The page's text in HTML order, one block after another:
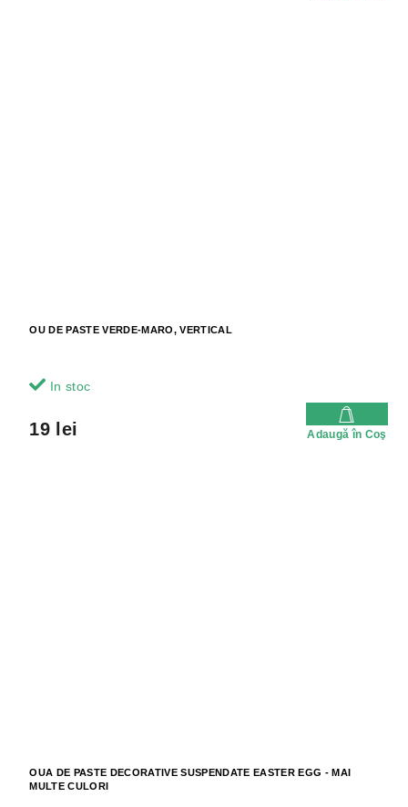
OU DE PASTE VERDE-MARO, VERTICAL
In stoc
19 lei Adaugă în Coş
OUA DE PASTE DECORATIVE SUSPENDATE EASTER EGG - MAI
MULTE CULORI